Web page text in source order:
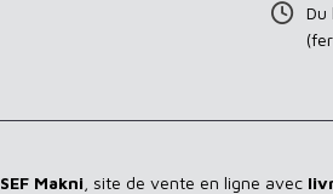
Du
SEF Makni , site de vente en ligne avec